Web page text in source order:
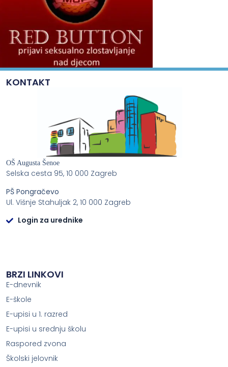
KONTAKT
OŠ Augusta Šenoe
Selska cesta 95, 10 000 Zagreb
PŠ Pongračevo
Ul. Višnje Stahuljak 2, 10 000 Zagreb
Login za urednike
BRZI LINKOVI
E-dnevnik
E-škole
E-upisi u 1. razred
E-upisi u srednju školu
Raspored zvona
Školski jelovnik